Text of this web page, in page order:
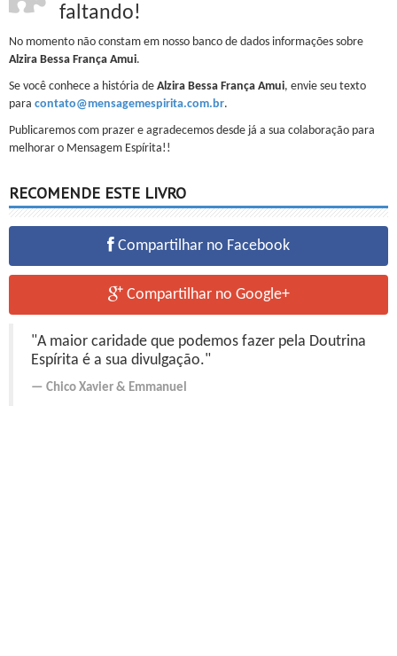
faltando!
No momento não constam em nosso banco de dados informações sobre
Alzira Bessa França Amui.
Se você conhece a história de Alzira Bessa França Amui, envie seu texto
para contato@mensagemespirita.com.br.
Publicaremos com prazer e agradecemos desde já a sua colaboração para
melhorar o Mensagem Espírita!!
RECOMENDE ESTE LIVRO
Compartilhar no Facebook
Compartilhar no Google+
"A maior caridade que podemos fazer pela Doutrina
Espírita é a sua divulgação."
Chico Xavier & Emmanuel